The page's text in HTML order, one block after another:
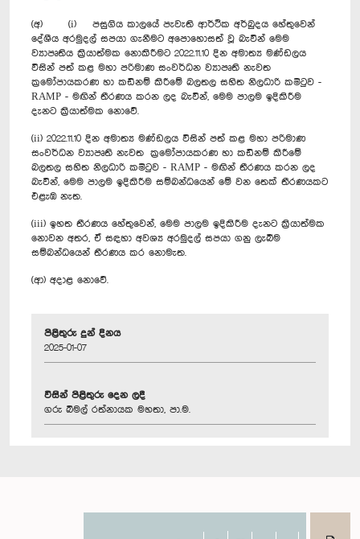
(අ) (i) පසුගිය කාලයේ පැවැති ආර්ථික අර්බුදය හේතුවෙන්
දේශීය අරමුදල් සපයා ගැනීමට අපොහොසත් වූ බැවින් මෙම
ව්‍යාපෘතිය ක්‍රියාත්මක නොකිරීමට 2022.11.10 දින අමාත්‍ය මණ්ඩලය
විසින් පත් කළ මහා පරිමාණ සංවර්ධන ව්‍යාපෘති නැවත
ක්‍රමෝපායකරණ හා කඩිනම් කිරීමේ බලතල සහිත නිලධාරි කමිටුව -
RAMP - මඟින් තීරණය කරන ලද බැවින්, මෙම පාලම ඉදිකිරීම
දැනට ක්‍රියාත්මක නොවේ.
(ii) 2022.11.10 දින අමාත්‍ය මණ්ඩලය විසින් පත් කළ මහා පරිමාණ
සංවර්ධන ව්‍යාපෘති නැවත ක්‍රමෝපායකරණ හා කඩිනම් කිරීමේ
බලතල සහිත නිලධාරි කමිටුව - RAMP - මඟින් තීරණය කරන ලද
බැවින්, මෙම පාලම ඉදිකිරීම සම්බන්ධයෙන් මේ වන තෙක් තීරණයකට
එළැඹ නැත.
(iii) ඉහත තීරණය හේතුවෙන්, මෙම පාලම ඉදිකිරීම දැනට ක්‍රියාත්මක
නොවන අතර, ඒ සඳහා අවශ්‍ය අරමුදල් සපයා ගනු ලැබීම
සම්බන්ධයෙන් තීරණය කර නොමැත.
(ආ) අදාළ නොවේ.
පිළිතුරු දුන් දිනය
2025-01-07
විසින් පිළිතුරු දෙන ලදී
ගරු බිමල් රත්නායක මහතා, පා.ම.